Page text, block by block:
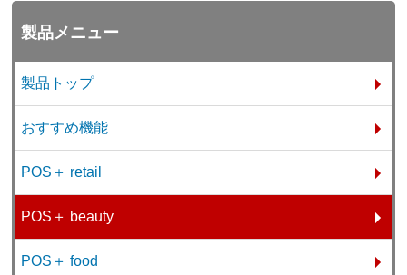
製品メニュー
製品トップ
おすすめ機能
POS＋ retail
POS＋ beauty
POS＋ food